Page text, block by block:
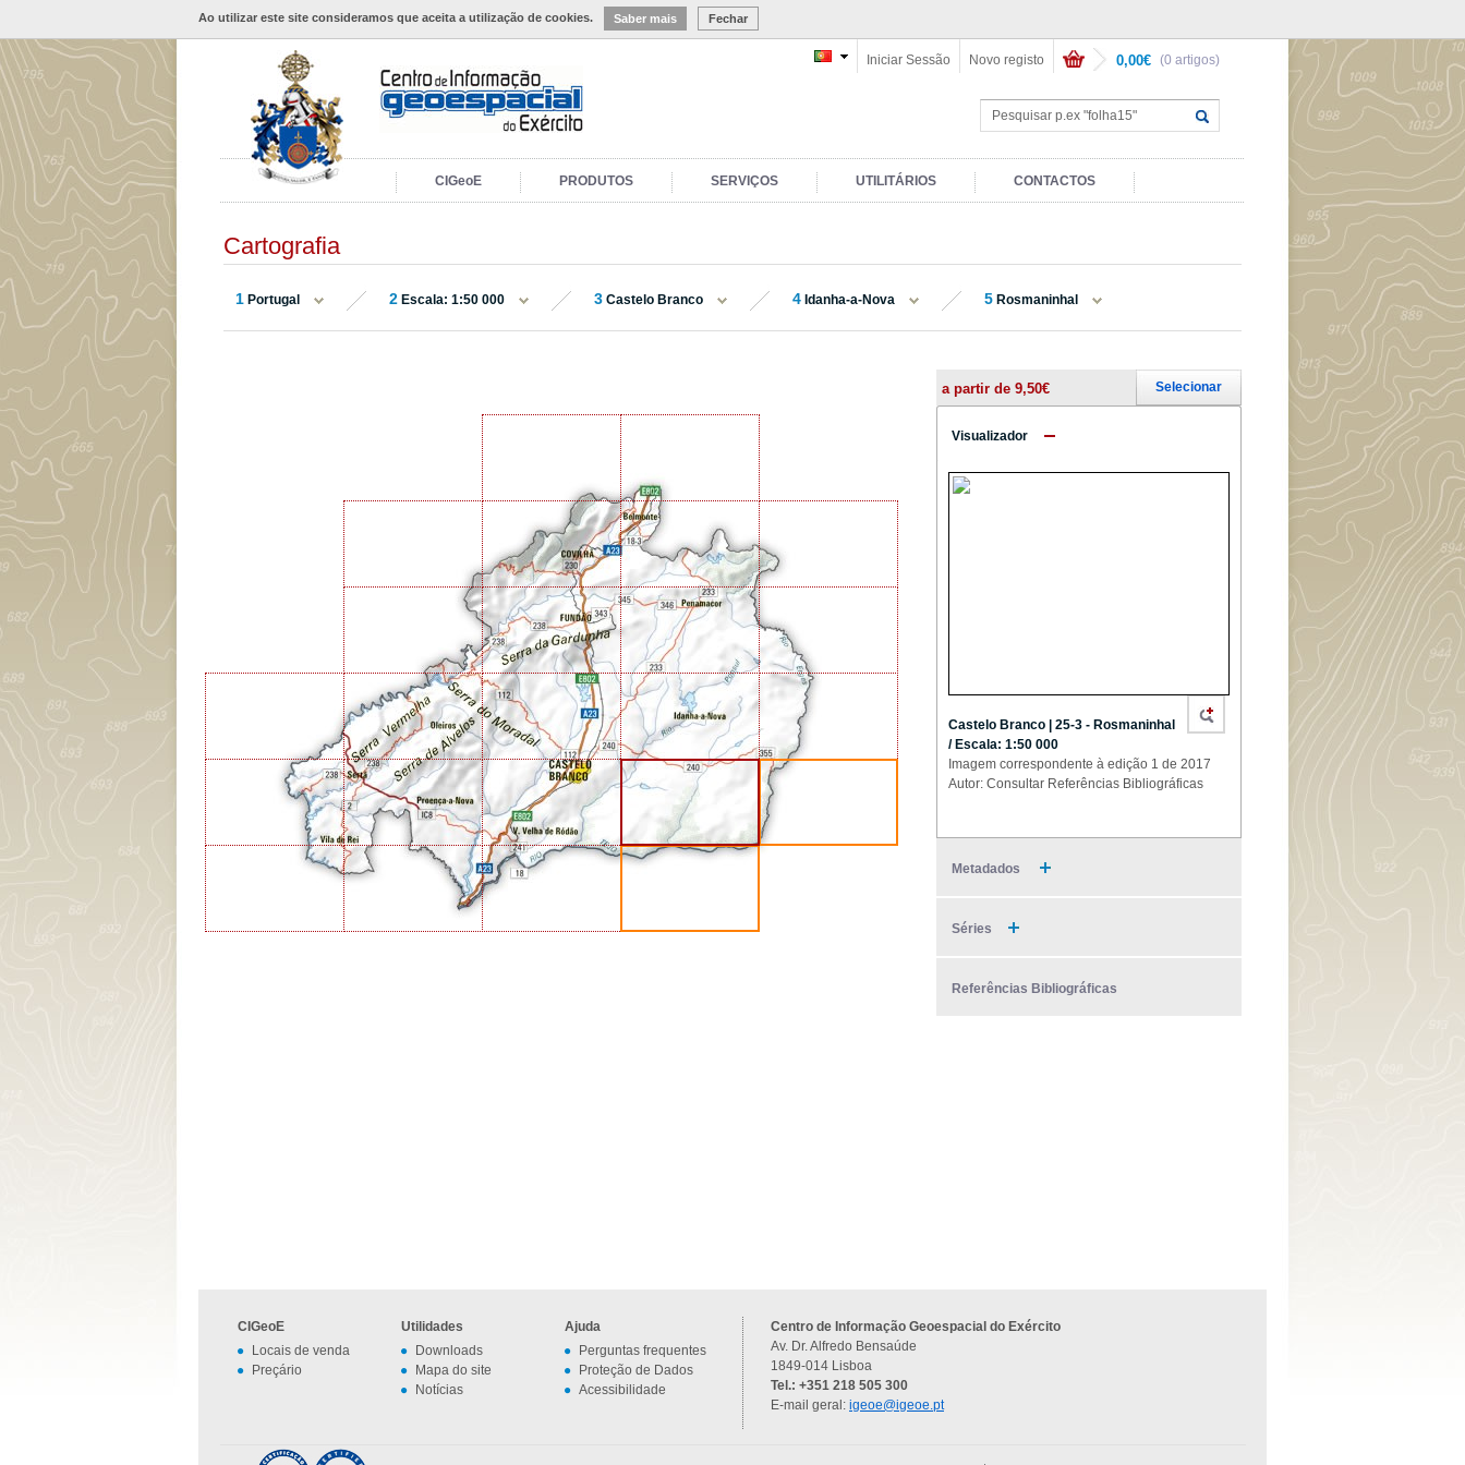
Ao utilizar este site consideramos que aceita a utilização de cookies. Saber mais Fechar
(0 artigos)
0,00€
Novo registo
Iniciar Sessão
CIGeoE PRODUTOS SERVIÇOS UTILITÁRIOS CONTACTOS
Cartografia
1 Portugal 2 Escala: 1:50 000 3 Castelo Branco 4 Idanha-a-Nova 5 Rosmaninhal
a partir de 9,50€ Selecionar
Visualizador
Castelo Branco | 25-3 - Rosmaninhal
/ Escala: 1:50 000
Imagem correspondente à edição 1 de 2017
Autor: Consultar Referências Bibliográficas
Metadados
Séries
Referências Bibliográficas
CIGeoE
Locais de venda
Preçário
Utilidades
Downloads
Mapa do site
Notícias
Ajuda
Perguntas frequentes
Proteção de Dados
Acessibilidade
Centro de Informação Geoespacial do Exército
Av. Dr. Alfredo Bensaúde
1849-014 Lisboa
Tel.: +351 218 505 300
E-mail geral: igeoe@igeoe.pt